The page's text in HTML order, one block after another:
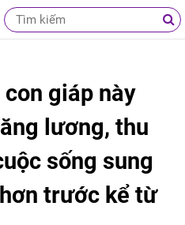
giáp này
lương, thu
sống sung
trước kể từ